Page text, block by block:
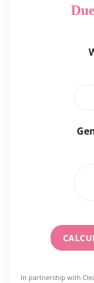
In partnership with